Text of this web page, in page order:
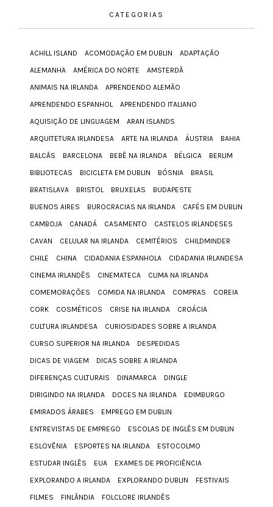
CATEGORIAS
ACHILL ISLAND ACOMODAÇÃO EM DUBLIN
ADAPTAÇÃO
ALEMANHA
AMÉRICA DO NORTE
AMSTERDÃ
ANIMAIS NA IRLANDA
APRENDENDO ALEMÃO
APRENDENDO ESPANHOL
APRENDENDO ITALIANO
AQUISIÇÃO DE LINGUAGEM
ARAN ISLANDS
ARQUITETURA IRLANDESA
ARTE NA IRLANDA ÁUSTRIA
BAHIA
BALCÃS
BARCELONA BEBÊ NA IRLANDA BÉLGICA
BERLIM
BIBLIOTECAS
BICICLETA EM DUBLIN BÓSNIA
BRASIL
BRATISLAVA
BRISTOL BRUXELAS
BUDAPESTE
BUENOS AIRES
BUROCRACIAS NA IRLANDA
CAFÉS EM DUBLIN
CAMBOJA
CANADÁ CASAMENTO
CASTELOS IRLANDESES
CAVAN
CELULAR NA IRLANDA CEMITÉRIOS
CHILDMINDER
CHILE
CHINA CIDADANIA ESPANHOLA
CIDADANIA IRLANDESA
CINEMA IRLANDÊS
CINEMATECA
CLIMA NA IRLANDA
COMEMORAÇÕES
COMIDA NA IRLANDA COMPRAS
COREIA
CORK
COSMÉTICOS CRISE NA IRLANDA
CROÁCIA
CULTURA IRLANDESA
CURIOSIDADES SOBRE A IRLANDA
CURSO SUPERIOR NA IRLANDA
DESPEDIDAS
DICAS DE VIAGEM
DICAS SOBRE A IRLANDA
DIFERENÇAS CULTURAIS
DINAMARCA
DINGLE
DIRIGINDO NA IRLANDA
DOCES NA IRLANDA
EDIMBURGO
EMIRADOS ÁRABES
EMPREGO EM DUBLIN
ENTREVISTAS DE EMPREGO
ESCOLAS DE INGLÊS EM DUBLIN
ESLOVÊNIA
ESPORTES NA IRLANDA
ESTOCOLMO
ESTUDAR INGLÊS
EUA
EXAMES DE PROFICIÊNCIA
EXPLORANDO A IRLANDA
EXPLORANDO DUBLIN
FESTIVAIS
FILMES
FINLÂNDIA
FOLCLORE IRLANDÊS